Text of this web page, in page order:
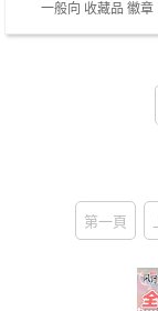
一般向 收藏品 徽章
第一頁